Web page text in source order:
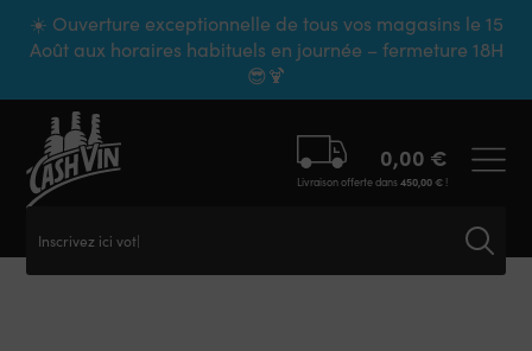
☀️ Ouverture exceptionnelle de tous vos magasins le 15
Août aux horaires habituels en journée – fermeture 18H
😎🍹
Inscrivez ici votre
0,00 €
Livraison offerte dans450,00 €!
Panneau de gestion des cookies